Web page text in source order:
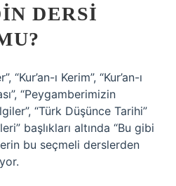
DERSI
ı Kerim”, “Kur’an-ı
“Peygamberimizin
“Türk Düşünce Tarihi”
başlıkları altında “Bu gibi
bu seçmeli derslerden